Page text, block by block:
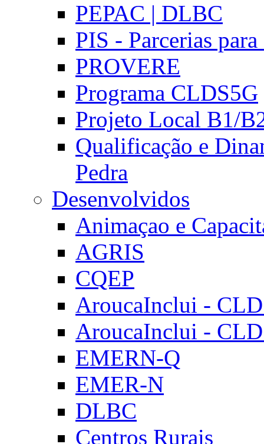
PEPAC | DLBC
PIS - Parcerias
PROVERE
Programa CLDS5G
Projeto Local B1/
Qualificação e
Pedra
Desenvolvidos
Animaçao e
AGRIS
CQEP
AroucaInclui -
AroucaInclui -
EMERN-Q
EMER-N
DLBC
Centros Rurais